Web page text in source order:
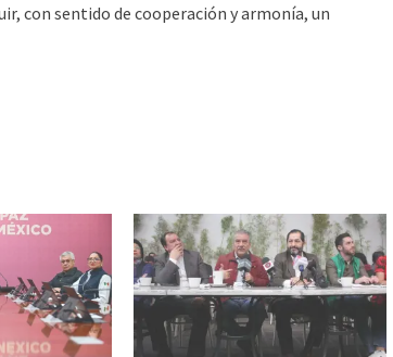
con sentido de cooperación y armonía, un